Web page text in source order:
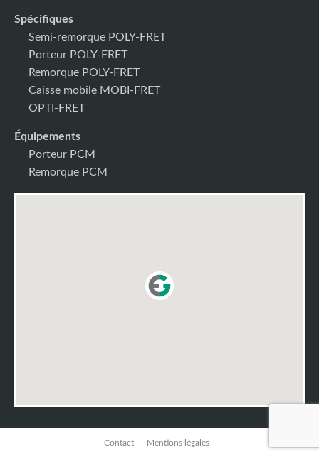
Spécifiques
Semi-remorque POLY-FRET
Porteur POLY-FRET
Remorque POLY-FRET
Caisse mobile MOBI-FRET
OPTI-FRET
Équipements
Porteur PCM
Remorque PCM
Contact Mentions légales